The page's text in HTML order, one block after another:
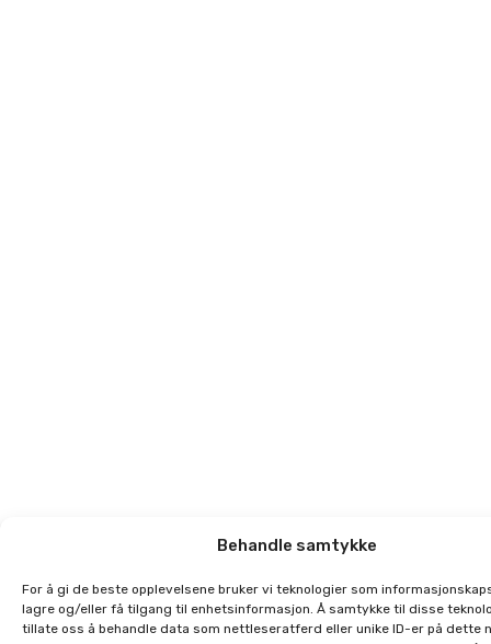
Behandle samtykke
For å gi de beste opplevelsene bruker vi teknologier som
lagre og/eller få tilgang til enhetsinformasjon. Å samtykke til disse
tillate oss å behandle data som nettleseratferd eller unike ID-er på dette